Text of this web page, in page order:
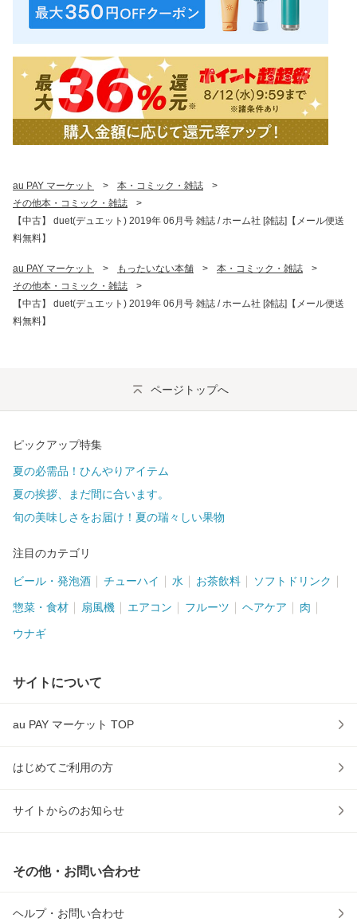
au PAY マーケット > 本・コミック・雑誌
>
その他本・コミック・雑誌
>
【中古】 duet(デュエット) 2019年 06月号 雑誌 / ホーム社 [雑誌]【メール便送
料無料】
au PAY マーケット > もったいない本舗 > 本・コミック・雑誌
>
その他本・コミック・雑誌
>
【中古】 duet(デュエット) 2019年 06月号 雑誌 / ホーム社 [雑誌]【メール便送
料無料】
ページトップへ
ピックアップ特集
夏の必需品！ひんやりアイテム
夏の挨拶、まだ間に合います。
旬の美味しさをお届け！夏の瑞々しい果物
注目のカテゴリ
ビール・発泡酒 チューハイ 水 お茶飲料 ソフトドリンク
惣菜・食材 扇風機 エアコン フルーツ ヘアケア 肉
ウナギ
サイトについて
au PAY マーケット TOP
はじめてご利用の方
サイトからのお知らせ
その他・お問い合わせ
ヘルプ・お問い合わせ